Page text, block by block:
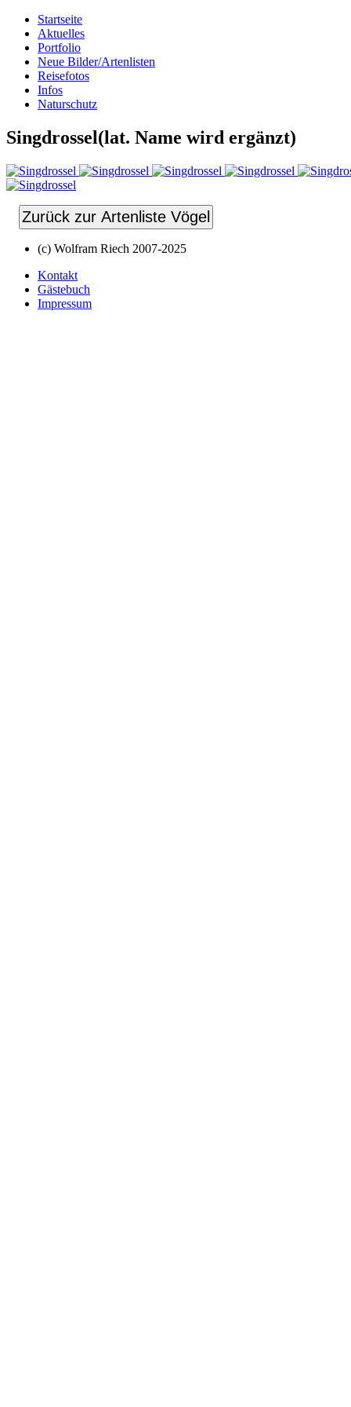
Startseite
Aktuelles
Portfolio
Neue Bilder/Artenlisten
Reisefotos
Infos
Naturschutz
Singdrossel(lat. Name wird ergänzt)
Zurück zur Artenliste Vögel
(c) Wolfram Riech 2007-2025
Kontakt
Gästebuch
Impressum